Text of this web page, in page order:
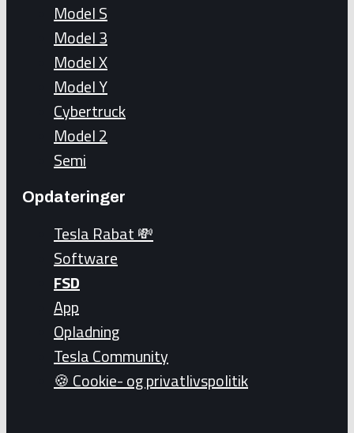
Model S
Model 3
Model X
Model Y
Cybertruck
Model 2
Semi
Opdateringer
Tesla Rabat 💸
Software
FSD
App
Opladning
Tesla Community
🍪 Cookie- og privatlivspolitik